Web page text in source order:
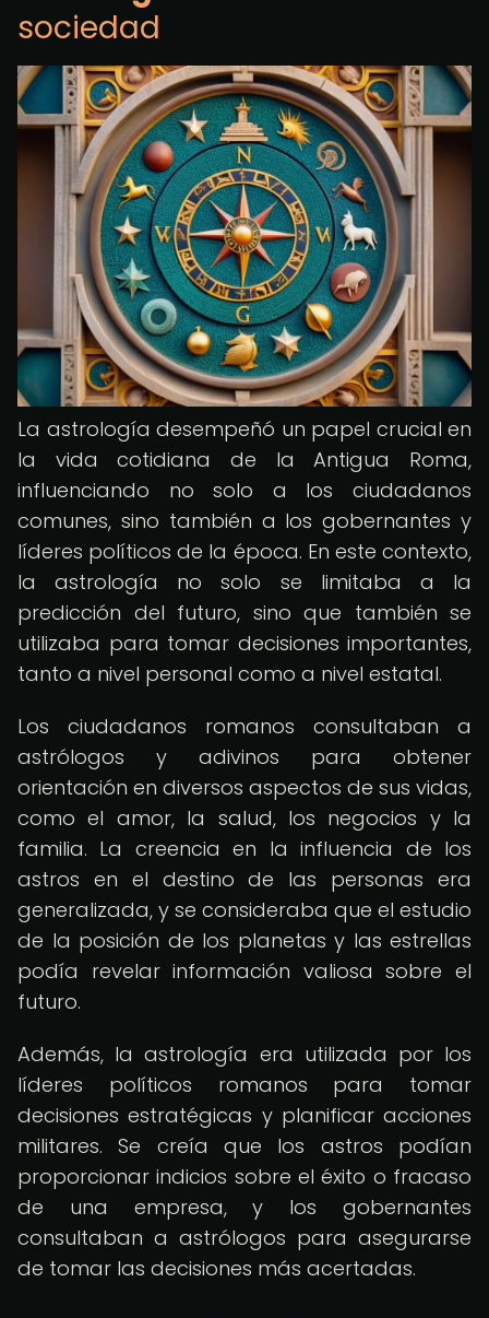
sociedad
La astrología desempeñó un papel crucial en
la vida cotidiana de la Antigua Roma,
influenciando no solo a los ciudadanos
comunes, sino también a los gobernantes y
líderes políticos de la época. En este contexto,
la astrología no solo se limitaba a la
predicción del futuro, sino que también se
utilizaba para tomar decisiones importantes,
tanto a nivel personal como a nivel estatal.
Los ciudadanos romanos consultaban a
astrólogos y adivinos para obtener
orientación en diversos aspectos de sus vidas,
como el amor, la salud, los negocios y la
familia. La creencia en la influencia de los
astros en el destino de las personas era
generalizada, y se consideraba que el estudio
de la posición de los planetas y las estrellas
podía revelar información valiosa sobre el
futuro.
Además, la astrología era utilizada por los
líderes políticos romanos para tomar
decisiones estratégicas y planificar acciones
militares. Se creía que los astros podían
proporcionar indicios sobre el éxito o fracaso
de una empresa, y los gobernantes
consultaban a astrólogos para asegurarse
de tomar las decisiones más acertadas.